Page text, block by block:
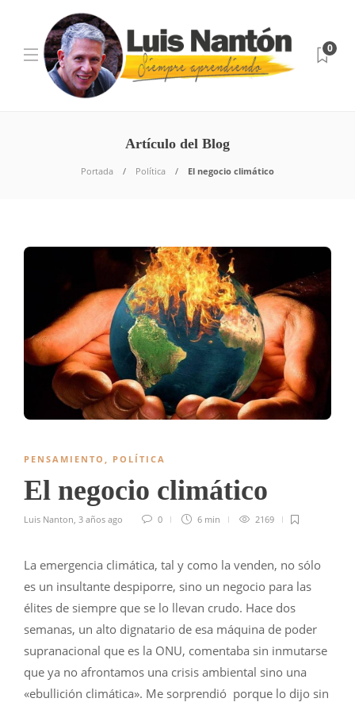
0
Artículo del Blog
Portada Política El negocio climático
PENSAMIENTO , POLÍTICA
El negocio climático
Luis Nanton, 3 años ago 0 6 min 2169
La emergencia climática, tal y como la venden, no sólo
es un insultante despiporre, sino un negocio para las
élites de siempre que se lo llevan crudo. Hace dos
semanas, un alto dignatario de esa máquina de poder
supranacional que es la ONU, comentaba sin inmutarse
que ya no afrontamos una crisis ambiental sino una
«ebullición climática». Me sorprendió porque lo dijo sin